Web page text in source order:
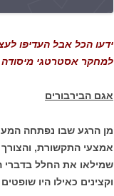
למחקר אסטרטגי מיסודה
אגם הבירבורים
מן הרגע שבו נפתחה
אמצעי התקשורת,
שמילאו את החלל בדברי
וקצינים כאילו היו